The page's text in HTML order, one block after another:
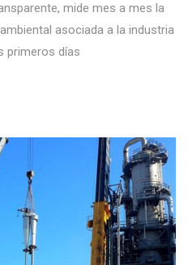
mide mes a mes la
asociada a la industria
días